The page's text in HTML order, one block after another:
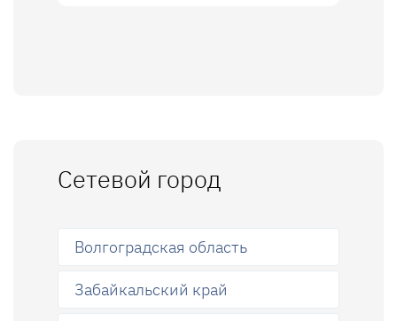
Сетевой город
Волгоградская область
Забайкальский край